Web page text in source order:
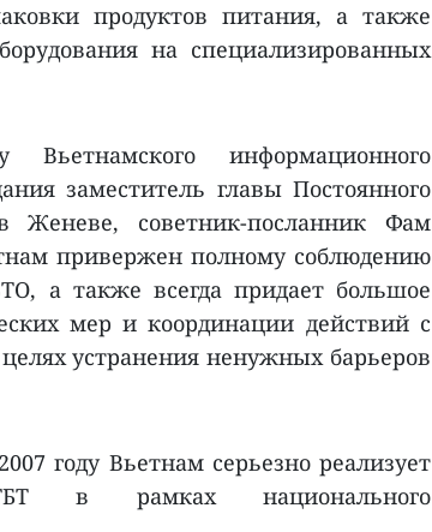
продуктов питания, а также
на специализированных
информационного
заместитель главы Постоянного
Женеве, советник-посланник Фам
привержен полному соблюдению
а также всегда придает большое
мер и координации действий с
устранения ненужных барьеров
году Вьетнам серьезно реализует
в рамках национального